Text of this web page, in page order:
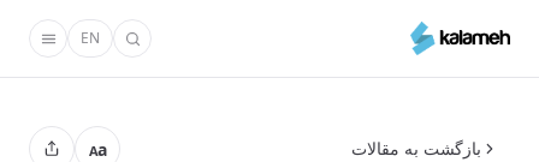
محتوای
EN
بازگشت به مقالات Aa